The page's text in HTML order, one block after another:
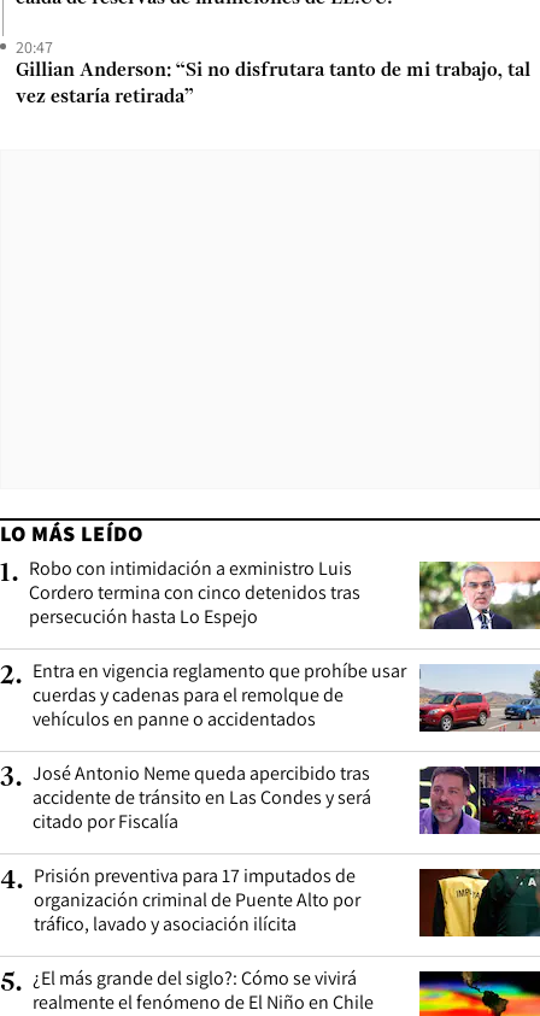
20:47
Gillian Anderson: “Si no disfrutara tanto de mi trabajo, tal
vez estaría retirada”
LO MÁS LEÍDO
1. Robo con intimidación a exministro Luis
Cordero termina con cinco detenidos tras
persecución hasta Lo Espejo
2. Entra en vigencia reglamento que prohíbe usar
cuerdas y cadenas para el remolque de
vehículos en panne o accidentados
3. José Antonio Neme queda apercibido tras
accidente de tránsito en Las Condes y será
citado por Fiscalía
4. Prisión preventiva para 17 imputados de
organización criminal de Puente Alto por
tráfico, lavado y asociación ilícita
5. ¿El más grande del siglo?: Cómo se vivirá
realmente el fenómeno de El Niño en Chile